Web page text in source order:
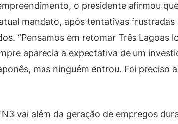
o presidente afirmou
mandato, após tentativas frustradas
“Pensamos em retomar Três Lagoas
aparecia a expectativa de um
mas ninguém entrou. Foi preciso
vai além da geração de empregos